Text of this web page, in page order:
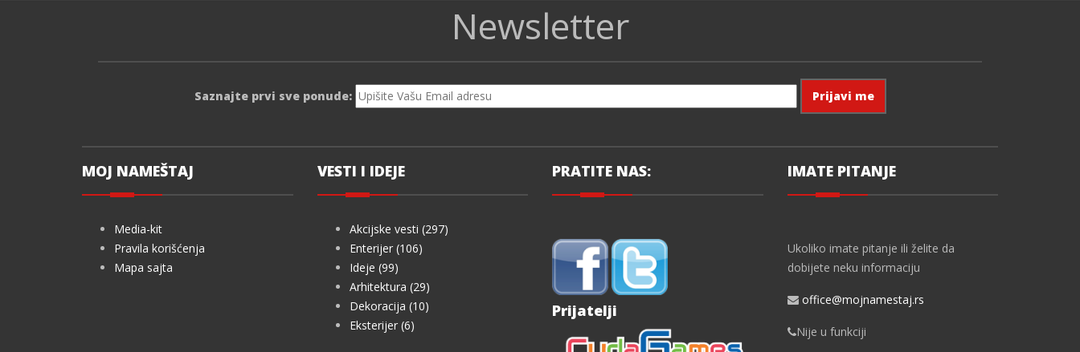
Newsletter
Saznajte prvi sve ponude:
MOJ NAMEŠTAJ
Media-kit
Pravila korišćenja
Mapa sajta
VESTI I IDEJE
Akcijske vesti (297)
Enterijer (106)
Ideje (99)
Arhitektura (29)
Dekoracija (10)
Eksterijer (6)
PRATITE NAS:
Prijatelji
IMATE PITANJE
Ukoliko imate pitanje ili želite da
dobijete neku informaciju
office@mojnamestaj.rs
Nije u funkciji